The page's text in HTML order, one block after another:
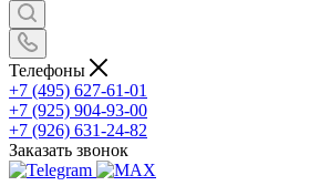
Телефоны
+7 (495) 627-61-01
+7 (925) 904-93-00
+7 (926) 631-24-82
Заказать звонок